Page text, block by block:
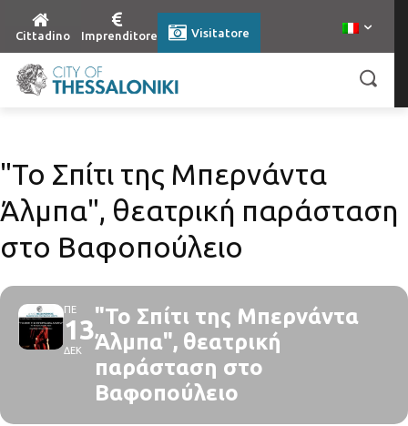
Cittadino Imprenditore Visitatore
"Το Σπίτι της Μπερνάντα
Άλμπα", θεατρική παράσταση
στο Βαφοπούλειο
ΠΕ
13
ΔΕΚ
"Το Σπίτι της Μπερνάντα
Άλμπα", θεατρική
παράσταση στο
Βαφοπούλειο